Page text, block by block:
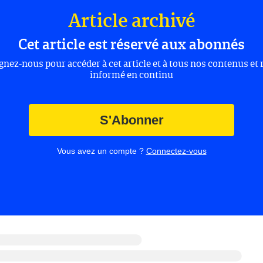
Article archivé
Cet article est réservé aux abonnés
nous pour accéder à cet article et à tous nos contenus et
informé en continu
S'Abonner
Vous avez un compte ? Connectez-vous